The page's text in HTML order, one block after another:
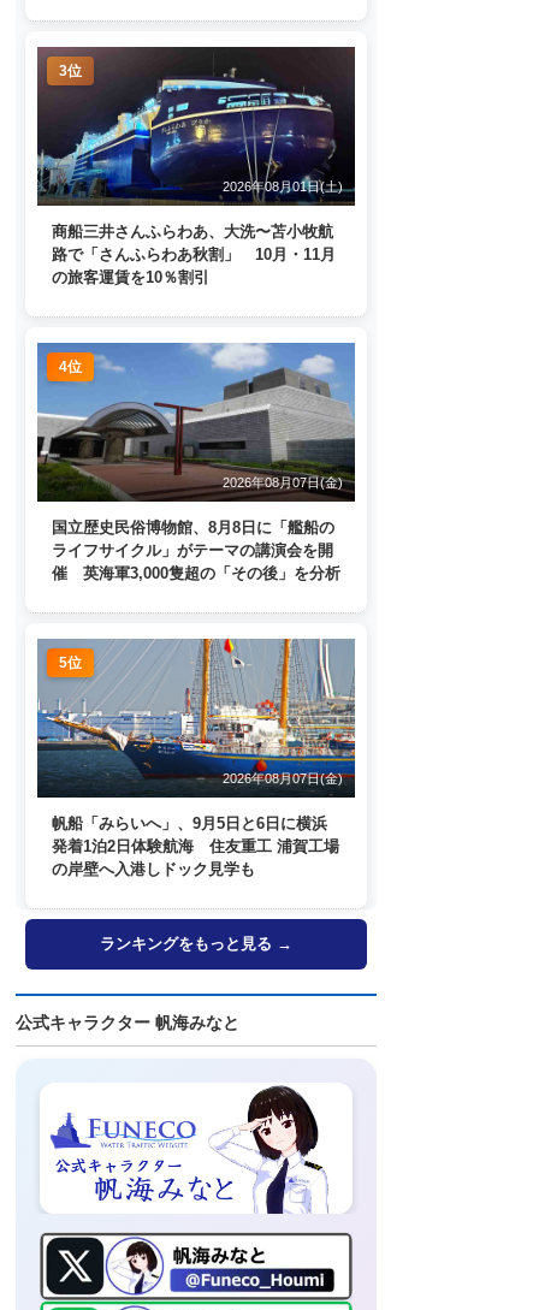
3位
2026年08月01日(土)
商船三井さんふらわあ、大洗〜苫小牧航
路で「さんふらわあ秋割」 10月・11月
の旅客運賃を10％割引
4位
2026年08月07日(金)
国立歴史民俗博物館、8月8日に「艦船の
ライフサイクル」がテーマの講演会を開
催 英海軍3,000隻超の「その後」を分析
5位
2026年08月07日(金)
帆船「みらいへ」、9月5日と6日に横浜
発着1泊2日体験航海 住友重工 浦賀工場
の岸壁へ入港しドック見学も
ランキングをもっと見る →
公式キャラクター 帆海みなと